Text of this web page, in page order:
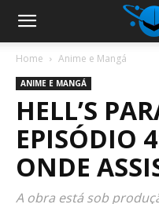
Home Anime e Mangá
ANIME E MANGÁ
HELL’S
EPISÓDIO
ONDE
A obra está sob